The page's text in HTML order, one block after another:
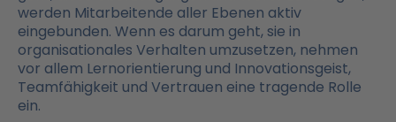
werden Mitarbeitende aller Ebenen aktiv
eingebunden. Wenn es darum geht, sie in
organisationales Verhalten umzusetzen, nehmen
vor allem Lernorientierung und Innovationsgeist,
Teamfähigkeit und Vertrauen eine tragende Rolle
ein.